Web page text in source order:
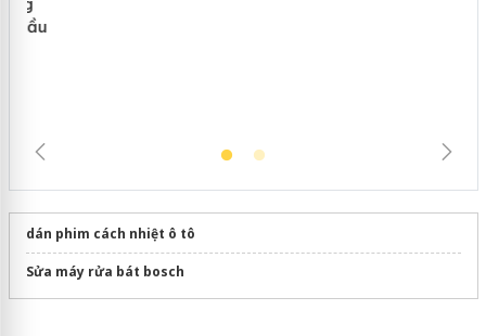
dán phim cách nhiệt ô tô
Sửa máy rửa bát bosch